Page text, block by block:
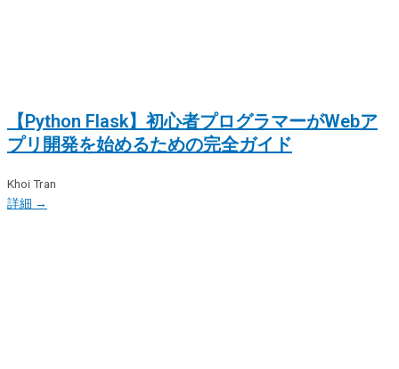
【Python Flask】初心者プログラマーがWebア
プリ開発を始めるための完全ガイド
Khoi Tran
詳細 →